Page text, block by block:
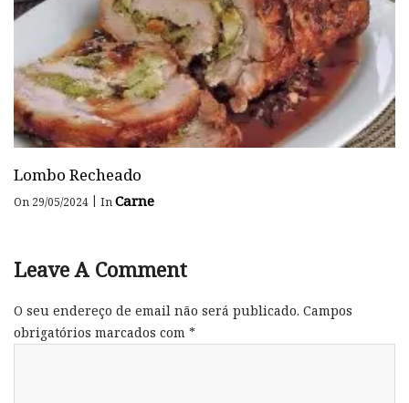
Lombo Recheado
On 29/05/2024 | InCarne
Leave A Comment
O seu endereço de email não será publicado. Campos
obrigatórios marcados com *